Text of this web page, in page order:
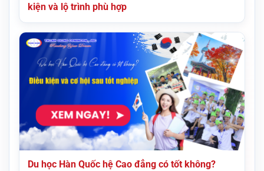
kiện và lộ trình phù hợp
Du học Hàn Quốc hệ Cao đẳng có tốt không?